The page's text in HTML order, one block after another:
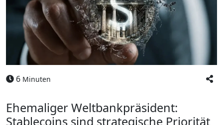
6 Minuten
Ehemaliger Weltbankpräsident:
Stablecoins sind strategische Priorität